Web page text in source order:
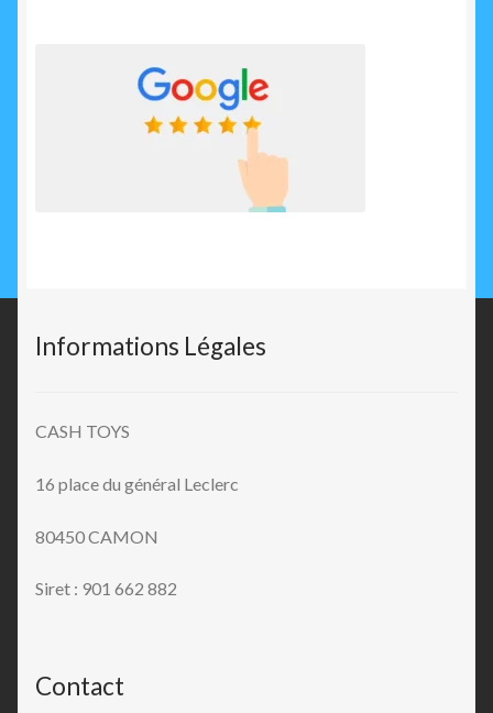
Informations Légales
CASH TOYS
16 place du général Leclerc
80450 CAMON
Siret : 901 662 882
Contact